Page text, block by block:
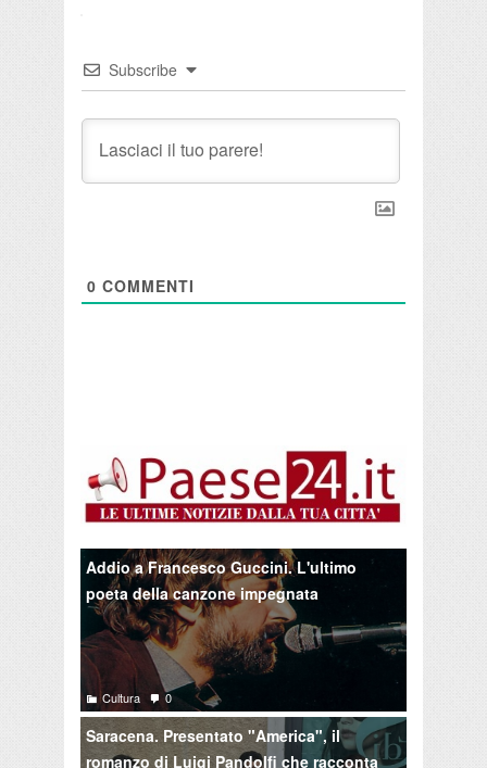
Subscribe
0 COMMENTI
Addio a Francesco Guccini. L'ultimo
poeta della canzone impegnata
Cultura 0
Saracena. Presentato "America", il
romanzo di Luigi Pandolfi che racconta